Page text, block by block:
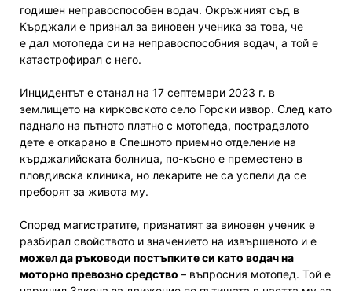
годишен неправоспособен водач. Окръжният съд в
Кърджали е признал за виновен ученика за това, че
е дал мотопеда си на неправоспособния водач, а той е
катастрофирал с него.
Инцидентът е станал на 17 септември 2023 г. в
землището на кирковското село Горски извор. След като
паднало на пътното платно с мотопеда, пострадалото
дете е откарано в Спешното приемно отделение на
кърджалийската болница, по-късно е преместено в
пловдивска клиника, но лекарите не са успели да се
преборят за живота му.
Според магистратите, признатият за виновен ученик е
разбирал свойството и значението на извършеното и е
можел да ръководи постъпките си като водач на
моторно превозно средство – въпросния мотопед. Той е